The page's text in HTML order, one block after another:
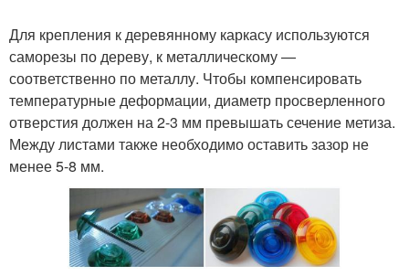
Для крепления к деревянному каркасу используются
саморезы по дереву, к металлическому —
соответственно по металлу. Чтобы компенсировать
температурные деформации, диаметр просверленного
отверстия должен на 2-3 мм превышать сечение метиза.
Между листами также необходимо оставить зазор не
менее 5-8 мм.